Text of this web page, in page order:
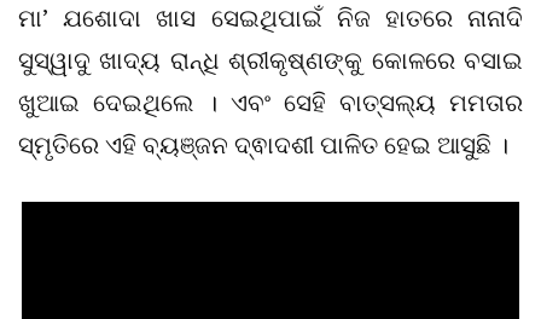
ମା’ ଯଶୋଦା ଖାସ ସେଇଥିପାଇଁ ନିଜ ହାତରେ ନାନାଦି
ସୁସ୍ୱାଦୁ ଖାଦ୍ୟ ରାନ୍ଧି ଶ୍ରୀକୃଷ୍ଣଙ୍କୁ କୋଳରେ ବସାଇ
ଖୁଆଇ ଦେଇଥିଲେ । ଏବଂ ସେହି ବାତ୍ସଲ୍ୟ ମମତାର
ସ୍ମୃତିରେ ଏହି ବ୍ୟଞ୍ଜନ ଦ୍ଵାଦଶୀ ପାଳିତ ହେଇ ଆସୁଛି ।